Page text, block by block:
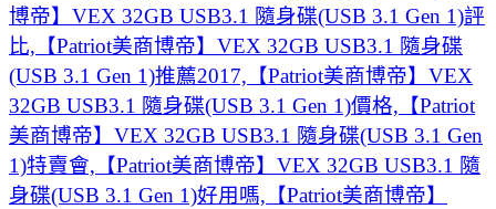
博帝】VEX 32GB USB3.1 隨身碟(USB 3.1 Gen 1)評
比,【Patriot美商博帝】VEX 32GB USB3.1 隨身碟
(USB 3.1 Gen 1)推薦2017,【Patriot美商博帝】VEX
32GB USB3.1 隨身碟(USB 3.1 Gen 1)價格,【Patriot
美商博帝】VEX 32GB USB3.1 隨身碟(USB 3.1 Gen
1)特賣會,【Patriot美商博帝】VEX 32GB USB3.1 隨
身碟(USB 3.1 Gen 1)好用嗎,【Patriot美商博帝】